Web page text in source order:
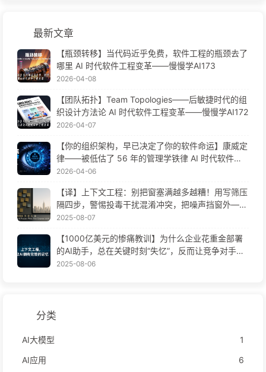
最新文章
【瓶颈转移】当代码近乎免费，软件工程的瓶颈去了
哪里 AI 时代软件工程变革——慢慢学AI173
2026-04-08
【团队拓扑】Team Topologies——后敏捷时代的组
织设计方法论 AI 时代软件工程变革——慢慢学AI172
2026-04-07
【你的组织架构，早已决定了你的软件命运】康威定
律——被低估了 56 年的管理学铁律 AI 时代软件工
程变革——慢慢学AI171
2026-04-06
【译】上下文工程：别把窗塞满越多越糟！用写筛压
隔四步，警惕投毒干扰混淆冲突，把噪声挡窗外——
慢慢学AI170
2025-08-07
【1000亿美元的惨痛教训】为什么企业花重金部署
的AI助手，总在关键时刻“失忆”，反而让竞争对手实
现90%性能提升？——慢慢学AI169
2025-08-06
分类
AI大模型
1
AI应用
6